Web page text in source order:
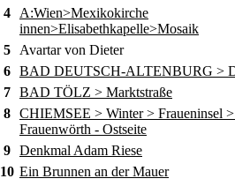
4
A:Wien>Mexikokirche
innen>Elisabethkapelle>Mosaik
5
Avartar von Dieter
6 BAD DEUTSCH-ALTENBURG >
7 BAD TÖLZ > Marktstraße
8 CHIEMSEE > Winter > Fraueninsel
Frauenwörth - Ostseite
9 Denkmal Adam Riese
10 Ein Brunnen an der Mauer